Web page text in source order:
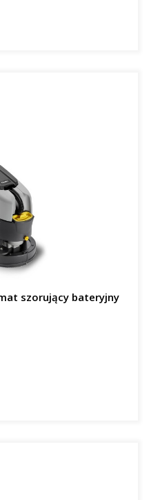
szorujący bateryjny